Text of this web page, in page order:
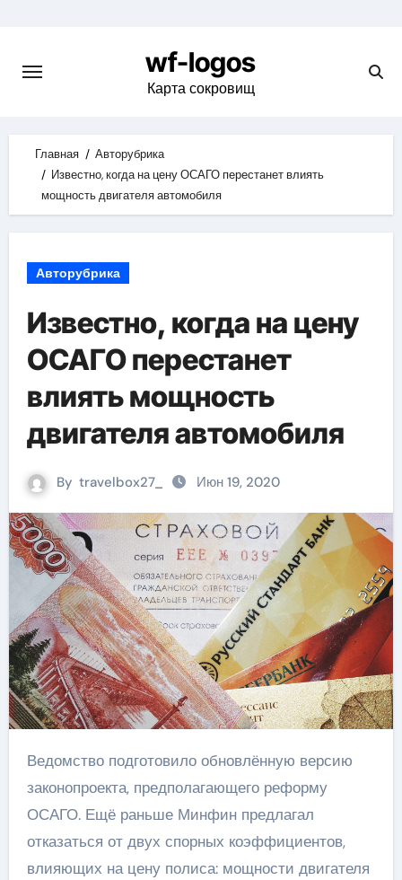
content
wf-logos
Карта сокровищ
Главная
Авторубрика
Известно, когда на цену ОСАГО перестанет влиять
мощность двигателя автомобиля
Авторубрика
Известно, когда на цену
ОСАГО перестанет
влиять мощность
двигателя автомобиля
By travelbox27_ Июн 19, 2020
Ведомство подготовило обновлённую версию
законопроекта, предполагающего реформу
ОСАГО. Ещё раньше Минфин предлагал
отказаться от двух спорных коэффициентов,
влияющих на цену полиса: мощности двигателя